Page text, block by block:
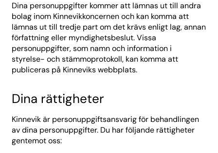
Dina personuppgifter kommer att lämnas ut till andra
bolag inom Kinnevikkoncernen och kan komma att
lämnas ut till tredje part om det krävs enligt lag, annan
författning eller myndighetsbeslut. Vissa
personuppgifter, som namn och information i
styrelse- och stämmoprotokoll, kan komma att
publiceras på Kinneviks webbplats.
Dina rättigheter
Kinnevik är personuppgiftsansvarig för behandlingen
av dina personuppgifter. Du har följande rättigheter
gentemot oss: